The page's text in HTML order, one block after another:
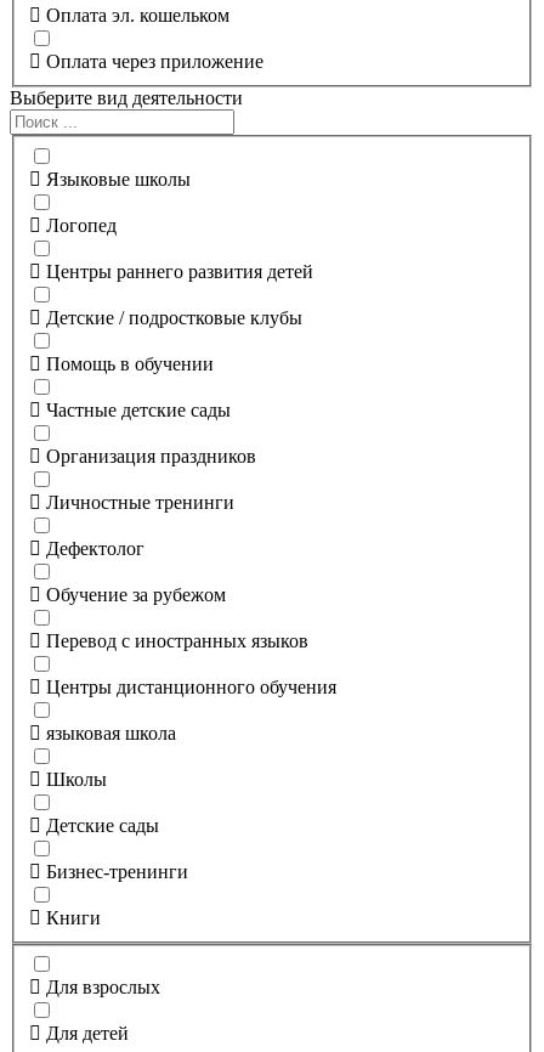
Оплата эл. кошельком
Оплата через приложение
Выберите вид деятельности
Языковые школы
Логопед
Центры раннего развития детей
Детские / подростковые клубы
Помощь в обучении
Частные детские сады
Организация праздников
Личностные тренинги
Дефектолог
Обучение за рубежом
Перевод с иностранных языков
Центры дистанционного обучения
языковая школа
Школы
Детские сады
Бизнес-тренинги
Книги
Для взрослых
Для детей